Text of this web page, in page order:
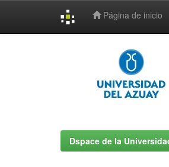
Página de inicio
Dspace de la